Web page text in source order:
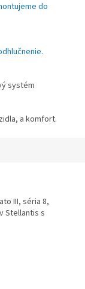
do
systém
a komfort.
III, séria 8,
Stellantis s